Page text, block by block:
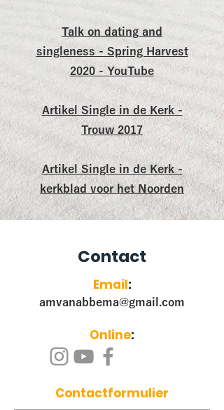
Talk on dating and
singleness - Spring Harvest
2020 - YouTube
Artikel Single in de Kerk -
Trouw 2017
Artikel Single in de Kerk -
kerkblad voor het Noorden
Contact
Email:
amvanabbema@gmail.com
Online:
Contactformulier